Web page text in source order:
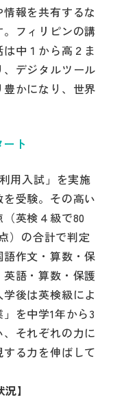
報を共有するな
フィリピンの講
中１から高２ま
デジタルツール
かになり、世界
ト
用入試」を実施
受験。その高い
英検４級で80
）の合計で判定
作文・算数・保
語・算数・保護
後は英検級によ
を中学1年から3
それぞれの力に
る力を伸ばして
】